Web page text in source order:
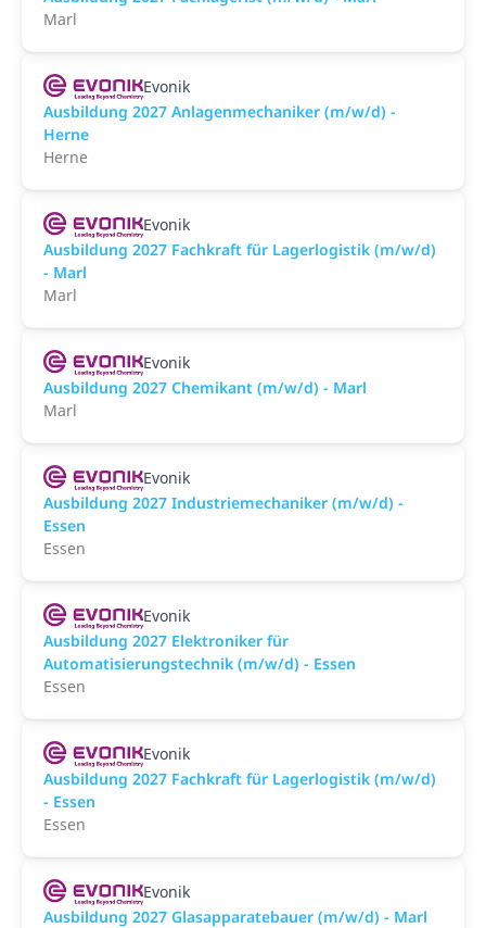
Marl
Evonik
Ausbildung 2027 Anlagenmechaniker (m/w/d) -
Herne
Herne
Evonik
Ausbildung 2027 Fachkraft für Lagerlogistik (m/w/d)
- Marl
Marl
Evonik
Ausbildung 2027 Chemikant (m/w/d) - Marl
Marl
Evonik
Ausbildung 2027 Industriemechaniker (m/w/d) -
Essen
Essen
Evonik
Ausbildung 2027 Elektroniker für
Automatisierungstechnik (m/w/d) - Essen
Essen
Evonik
Ausbildung 2027 Fachkraft für Lagerlogistik (m/w/d)
- Essen
Essen
Evonik
Ausbildung 2027 Glasapparatebauer (m/w/d) - Marl